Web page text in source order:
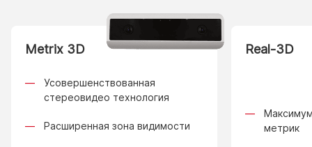
Metrix 3D
Усовершенствованная
стереовидео технология
Расширенная зона видимости
Real-3D
метрик